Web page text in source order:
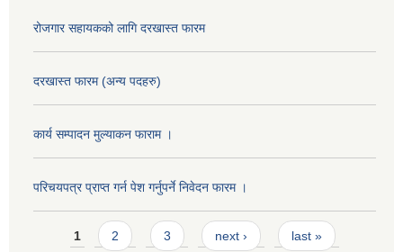
रोजगार सहायकको लागि दरखास्त फारम
दरखास्त फारम (अन्य पदहरु)
कार्य सम्पादन मुल्याक‌न फाराम ।
परिचयपत्र प्राप्त गर्न पेश गर्नुपर्ने निवेदन फारम ।
Pages
1 2 3 next › last »